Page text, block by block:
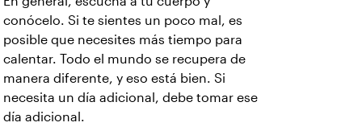
conócelo. Si te sientes un poco mal, es
posible que necesites más tiempo para
calentar. Todo el mundo se recupera de
manera diferente, y eso está bien. Si
necesita un día adicional, debe tomar ese
día adicional.